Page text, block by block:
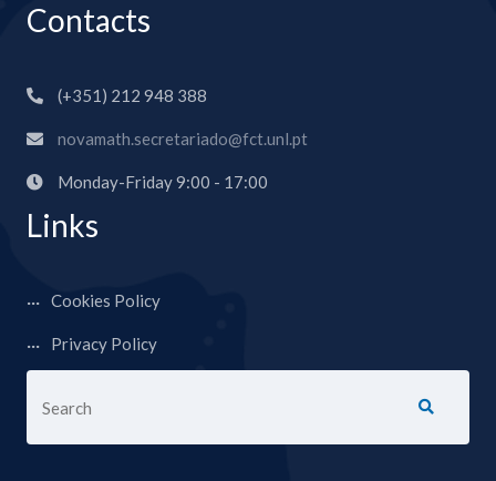
Contacts
(+351) 212 948 388
novamath.secretariado@fct.unl.pt
Monday-Friday 9:00 - 17:00
Links
Cookies Policy
Privacy Policy